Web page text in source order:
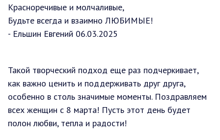
Красноречивые и молчаливые,
Будьте всегда и взаимно ЛЮБИМЫЕ!
- Ельшин Евгений 06.03.2025
Такой творческий подход еще раз подчеркивает,
как важно ценить и поддерживать друг друга,
особенно в столь значимые моменты. Поздравляем
всех женщин с 8 марта! Пусть этот день будет
полон любви, тепла и радости!